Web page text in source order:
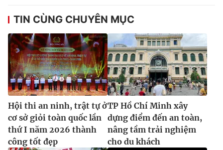
TIN CÙNG CHUYÊN MỤC
Hội thi an ninh, trật tự ở
cơ sở giỏi toàn quốc lần
thứ I năm 2026 thành
công tốt đẹp
TP Hồ Chí Minh xây
dựng điểm đến an toàn,
nâng tầm trải nghiệm
cho du khách